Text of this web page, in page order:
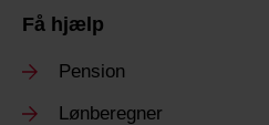
Få hjælp
Pension
Lønberegner